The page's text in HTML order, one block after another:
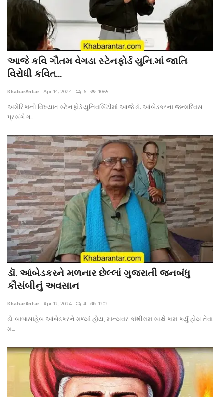
આજે કવિ ગૌતમ વેગડા સ્ટેનફોર્ડ યુનિ.માં જાતિ
વિરોધી કવિત...
KhabarAntar Apr 14, 2024 6 1065
અમેરિકાની વિખ્યાત સ્ટેનફોર્ડ યુનિવર્સિટીમાં આજે ડૉ. આંબેડકરના જન્મદિવસ
પ્રસંગે ગ...
ડૉ. આંબેડકરને મળનાર છેલ્લાં ગુજરાતી જનબંધુ
કૌસંબીનું અવસાન
KhabarAntar Apr 12, 2024 4 1303
ડો. બાબાસાહેબ આંબેડકરને મળ્યાં હોય, માન્યવર કાંશીરામ સાથે કામ કર્યું હોય તેવા
મ...